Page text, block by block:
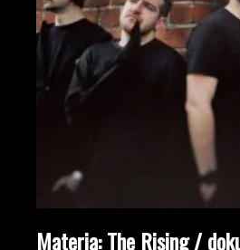
Materia: The Rising /